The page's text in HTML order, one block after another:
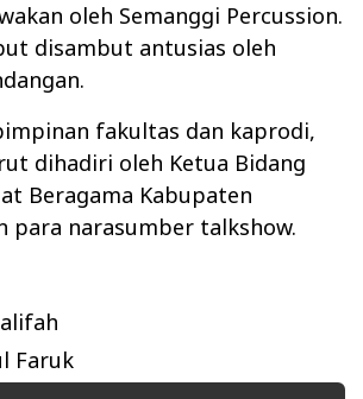
oleh Semanggi Percussion.
disambut antusias oleh
fakultas dan kaprodi,
dihadiri oleh Ketua Bidang
Beragama Kabupaten
para narasumber talkshow.
Faruk